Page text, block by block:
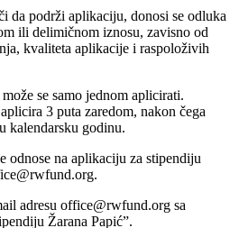
da podrži aplikaciju, donosi se odluka
ili delimičnom iznosu, zavisno od
kvaliteta aplikacije i raspoloživih
se samo jednom aplicirati.
3 puta zaredom, nakon čega
kalendarsku godinu.
odnose na aplikaciju za stipendiju
adresu office@rwfund.org sa
Žarana Papić”.